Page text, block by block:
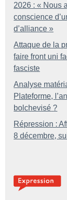
2026 : « Nous
conscience
d’alliance »
Attaque de la
faire front uni
fasciste
Analyse
Plateforme,
bolchevisé ?
Répression :
8 décembre,